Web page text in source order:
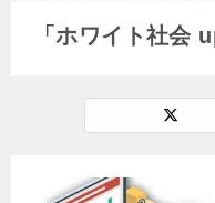
「ホワイト社会